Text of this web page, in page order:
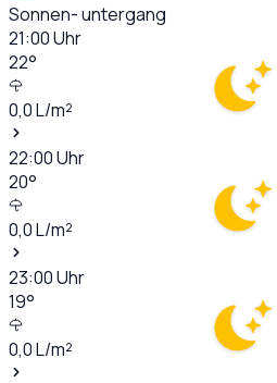
Sonnen- untergang
21:00Uhr
22°
0,0L/m²
22:00Uhr
20°
0,0L/m²
23:00Uhr
19°
0,0L/m²